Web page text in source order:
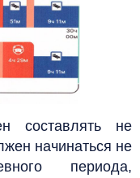
составлять не
начинаться не
периода,